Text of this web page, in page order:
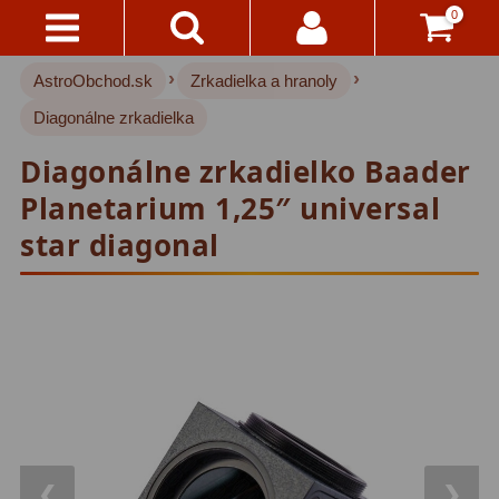
0
Kontakty
A
Platba
Všetko
O
Reklamácia
Akce!
Pre deti
Pre začiatočníkov 38
32
Ritchey-Chretien12
AstroObchod.sk › Zrkadielka a hranoly ›
Diagonálne zrkadielka
Diagonálne zrkadielko Baader
Planetarium 1,25″ universal
star diagonal